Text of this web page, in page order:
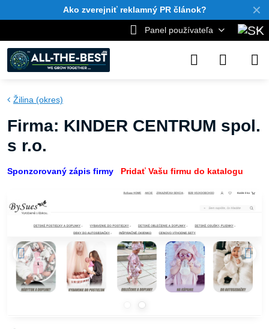
✕
Ako zverejniť reklamný PR článok?
Panel používateľa
Žilina (okres)
Firma: KINDER CENTRUM spol.
s r.o.
Sponzorovaný zápis firmy Pridať Vašu firmu do katalogu